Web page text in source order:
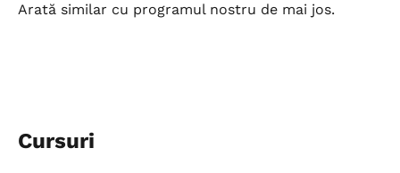
Arată similar cu programul nostru de mai jos.
Cursuri